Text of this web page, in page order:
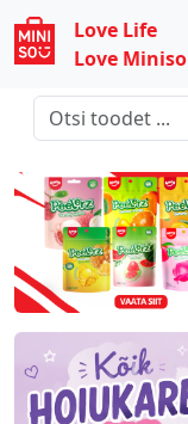
Love Life
Love Miniso